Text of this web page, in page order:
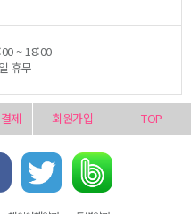
~ 18:00
휴무
제 회원가입 TOP